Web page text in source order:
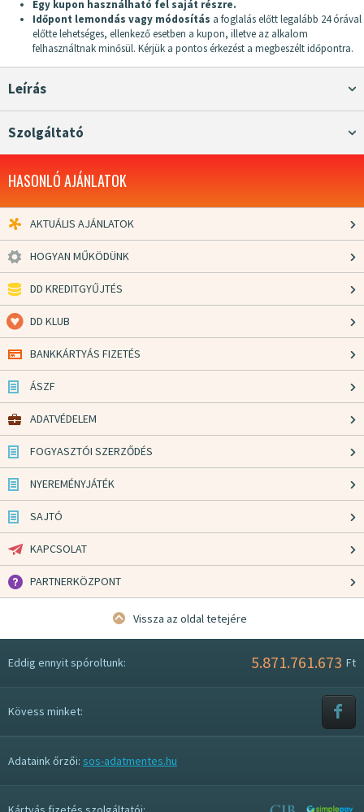
Egy kupon használható fel saját részre.
Időpont lemondás vagy módosítás a foglalás előtt legalább 24 órával
előtte lehetséges, ellenkező esetben a kupon, illetve az alkalom
felhasználtnak minősül. Kérjük a pontos érkezést a megbeszélt időpontra.
Leírás
Szolgáltató
HASONLÓ AJÁNLATOK
AKTUÁLIS AJÁNLATOK
HOGYAN MŰKÖDÜNK
DD KREDITGYŰJTÉS
DD KLUB
BANKKÁRTYÁS FIZETÉS
ÁSZF
ADATVÉDELEM
FOGYASZTÓI SZERZŐDÉS
NYEREMÉNYJÁTÉK
SAJTÓ
KAPCSOLAT
PARTNERKÖZPONT
Vissza az oldal tetejére
Eddig ennyit spóroltunk: 5.871.761.673 Ft
Kövess minket:
Adataink őrzői: sos-adatmentes.hu